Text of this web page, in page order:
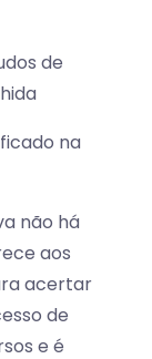
de
na
não há
aos
acertar
de
e é